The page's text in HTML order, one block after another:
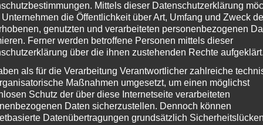
erhält man ein wirksames Mittel gegen
auch gut für die Fellpflege nutzen – auch bei
scheint ebenfalls fair zu sein.
und Preis prüfen
Mittels dieser Datenschutzerklärung
die Öffentlichkeit über Art, Umfang und Zweck
genutzten und verarbeiteten personenbezogenen
Ferner werden betroffene Personen mittels dieser
über die ihnen zustehenden Rechte
als für die Verarbeitung Verantwortlicher zahlreiche
Maßnahmen umgesetzt, um einen möglichst
Schutz der über diese Internetseite verarbeiteten
Daten sicherzustellen. Dennoch können
Datenübertragungen grundsätzlich